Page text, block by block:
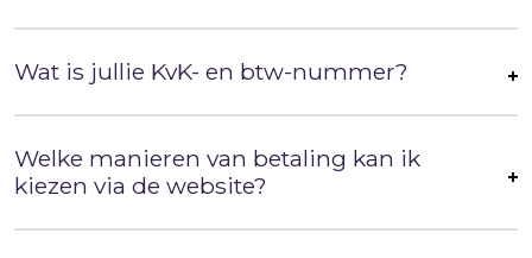
Wat is jullie KvK- en btw-nummer?
Welke manieren van betaling kan ik
kiezen via de website?